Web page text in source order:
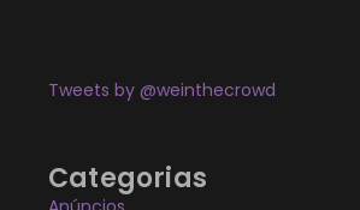
Tweets by @weinthecrowd
Categorias